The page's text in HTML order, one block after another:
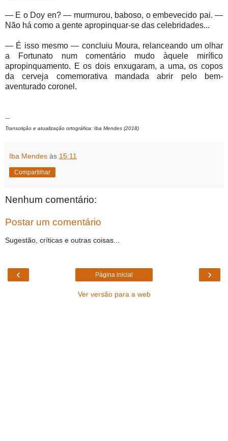
— E o Doy en? — murmurou, baboso, o embevecido pai. —
Não há como a gente apropinquar-se das celebridades...
— É isso mesmo — concluiu Moura, relanceando um olhar
a Fortunato num comentário mudo àquele mirífico
apropinquamento. E os dois enxugaram, a uma, os copos
da cerveja comemorativa mandada abrir pelo bem-
aventurado coronel.
---
Transcrição e atualização ortográfica: Iba Mendes (2018)
Iba Mendes às 15:11
Compartilhar
Nenhum comentário:
Postar um comentário
Sugestão, críticas e outras coisas...
‹ ›
Página inicial
Ver versão para a web